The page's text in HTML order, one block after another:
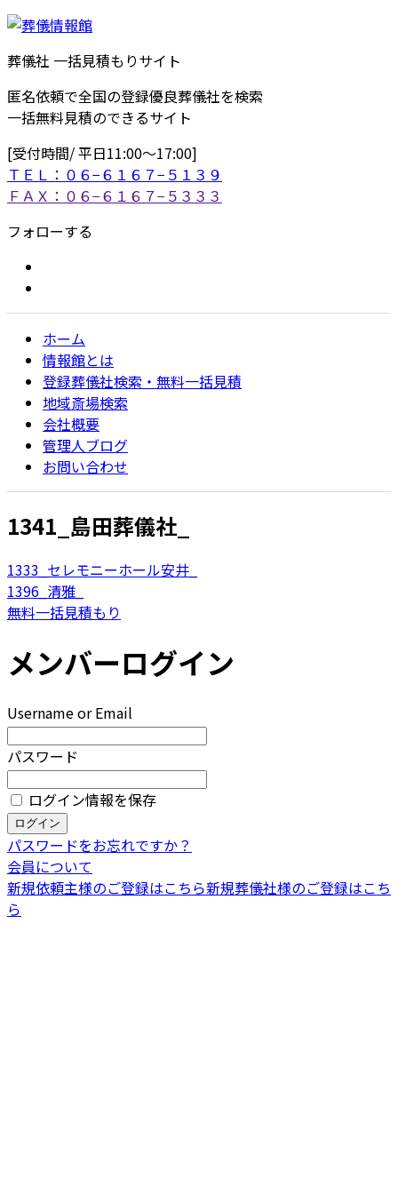
葬儀社 一括見積もりサイト
匿名依頼で全国の登録優良葬儀社を検索
一括無料見積のできるサイト
[受付時間/ 平日11:00〜17:00]
ＴＥＬ：０６−６１６７−５１３９
ＦＡＸ：０６−６１６７−５３３３
フォローする
ホーム
情報館とは
登録葬儀社検索・無料一括見積
地域斎場検索
会社概要
管理人ブログ
お問い合わせ
1341_島田葬儀社_
1333_セレモニーホール安井_
1396_清雅_
無料一括見積もり
メンバーログイン
Username or Email
パスワード
ログイン情報を保存
パスワードをお忘れですか？
会員について
新規依頼主様のご登録はこちら新規葬儀社様のご登録はこち
ら